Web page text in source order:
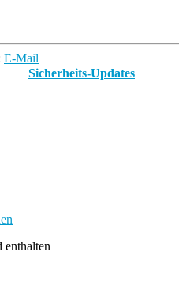
E-Mail
Sicherheits-Updates
enthalten